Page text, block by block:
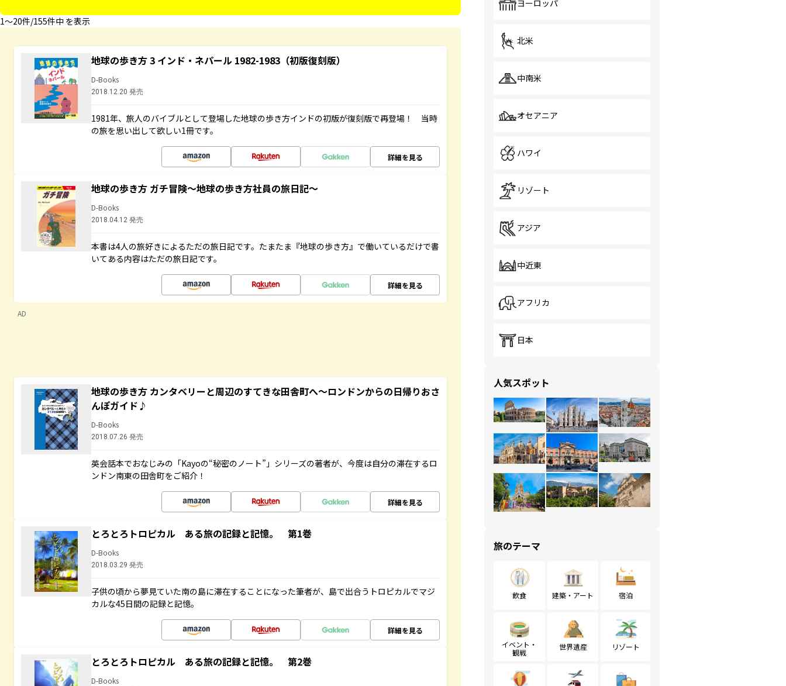
1〜20件/155件中 を表示
地球の歩き方 3 インド・ネパール 1982-1983（初版復刻版）
D-Books
2018.12.20 発売
1981年、旅人のバイブルとして登場した地球の歩き方インドの初版が復刻版で再登場！ 当時
の旅を思い出して欲しい1冊です。
詳細を見る
地球の歩き方 ガチ冒険～地球の歩き方社員の旅日記～
D-Books
2018.04.12 発売
本書は4人の旅好きによるただの旅日記です。たまたま『地球の歩き方』で働いているだけで書
いてある内容はただの旅日記です。
詳細を見る
AD
地球の歩き方 カンタベリーと周辺のすてきな田舎町へ～ロンドンからの日帰りおさ
んぽガイド♪
D-Books
2018.07.26 発売
英会話本でおなじみの「Kayoの“秘密のノート”」シリーズの著者が、今度は自分の滞在するロ
ンドン南東の田舎町をご紹介！
詳細を見る
とろとろトロピカル ある旅の記録と記憶。 第1巻
D-Books
2018.03.29 発売
子供の頃から夢見ていた南の島に滞在することになった筆者が、島で出合うトロピカルでマジ
カルな45日間の記録と記憶。
詳細を見る
とろとろトロピカル ある旅の記録と記憶。 第2巻
D-Books
ヨーロッパ
北米
中南米
オセアニア
ハワイ
リゾート
アジア
中近東
アフリカ
日本
人気スポット
旅のテーマ
飲食 建築・アート 宿泊
イベント・
観戦
世界遺産 リゾート